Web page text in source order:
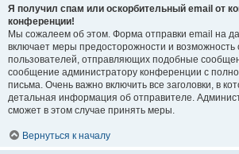
Я получил спам или оскорбительный email от
конференции!
Мы сожалеем об этом. Форма отправки email на
включает меры предосторожности и возможность
пользователей, отправляющих подобные
сообщение администратору конференции с
письма. Очень важно включить все заголовки, в
детальная информация об отправителе.
сможет в этом случае принять меры.
Вернуться к началу